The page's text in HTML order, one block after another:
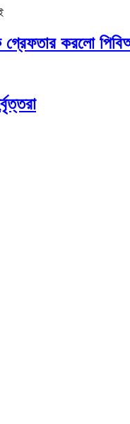
গ্রেফতার করলো